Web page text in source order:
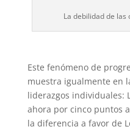
La debilidad de
Este fenómeno de
muestra igualmente en
liderazgos individuales:
ahora por cinco puntos
la diferencia a favor de